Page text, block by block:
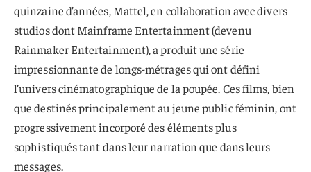
quinzaine d’années, Mattel, en collaboration avec divers
studios dont Mainframe Entertainment (devenu
Rainmaker Entertainment), a produit une série
impressionnante de longs-métrages qui ont défini
l’univers cinématographique de la poupée. Ces films, bien
que destinés principalement au jeune public féminin, ont
progressivement incorporé des éléments plus
sophistiqués tant dans leur narration que dans leurs
messages.